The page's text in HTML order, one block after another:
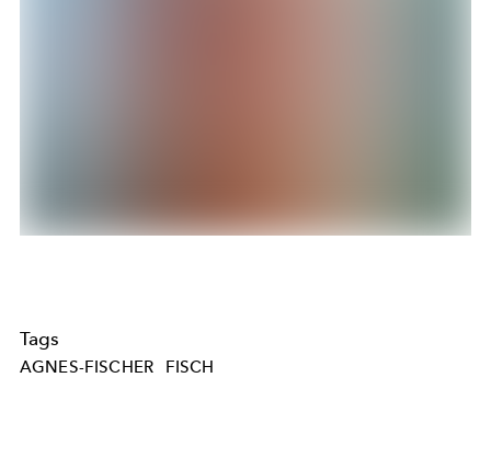
Tags
AGNES-FISCHER FISCH